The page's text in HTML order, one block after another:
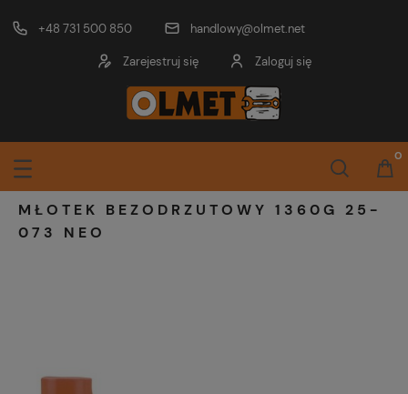
+48 731 500 850 handlowy@olmet.net
Zarejestruj się Zaloguj się
MŁOTEK BEZODRZUTOWY 1360G 25-
073 NEO